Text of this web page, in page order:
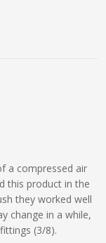
a compressed air
this product in the
they worked well
change in a while,
(3/8).